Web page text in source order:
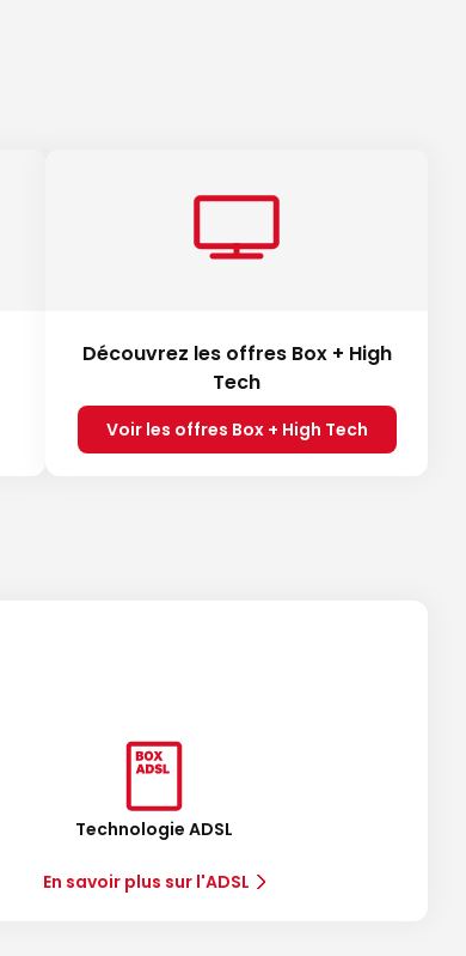
Découvrez les offres Box + High
Tech
Voir les offres Box + High Tech
Technologie ADSL
En savoir plus sur l'ADSL